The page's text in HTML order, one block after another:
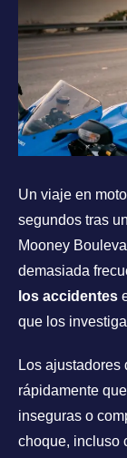
Un viaje en
segundos tras
Mooney
demasiada
los accidentes
que los
Los ajustadores
rápidamente
inseguras o
choque, incluso